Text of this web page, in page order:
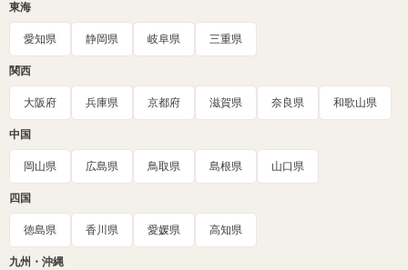
東海
愛知県 静岡県 岐阜県 三重県
関西
大阪府 兵庫県 京都府 滋賀県 奈良県 和歌山県
中国
岡山県 広島県 鳥取県 島根県 山口県
四国
徳島県 香川県 愛媛県 高知県
九州・沖縄